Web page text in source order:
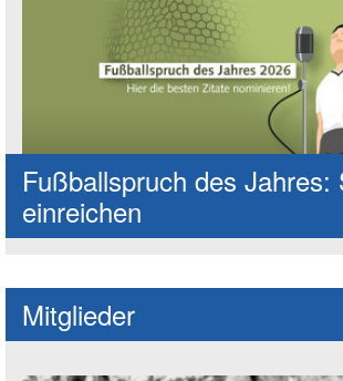
Fußballspruch des Jahres:
einreichen
Mitglieder